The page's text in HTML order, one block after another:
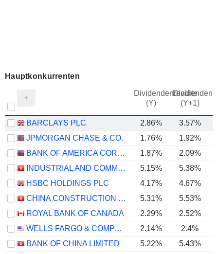
Hauptkonkurrenten
Dividendenrendite
(Y)
(Y+1)
BARCLAYS PLC 2.86% 3.57%
JPMORGAN CHASE & CO.
1.76% 1.92%
BANK OF AMERICA CORPORATION
1.87% 2.09%
INDUSTRIAL AND COMMERCIAL BANK OF CHINA LIMITED
5.15%
5.38%
HSBC HOLDINGS PLC
4.17% 4.67%
CHINA CONSTRUCTION BANK CORPORATION
5.31%
5.53%
ROYAL BANK OF CANADA
2.29% 2.52%
WELLS FARGO & COMPANY
2.14% 2.4%
BANK OF CHINA LIMITED
5.22%
5.43%